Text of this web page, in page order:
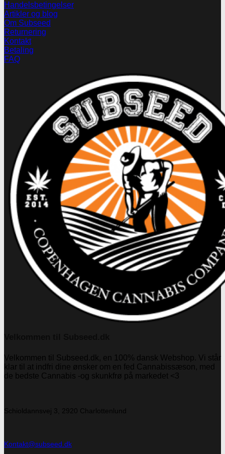
Handelsbetingelser
Artikler og blog
Om Subseed
Returnering
Kontakt
Betaling
FAQ
Velkommen til Subseed.dk, en 100% dansk Webshop. Vi står
klar til at indfri dine ønsker om en fed Cannabissæson, med
de bedste Cannabis -og skunkfrø på markedet <3
Schioldannsvej 3, 2920 Charlottenlund
Kontakt@subseed.dk